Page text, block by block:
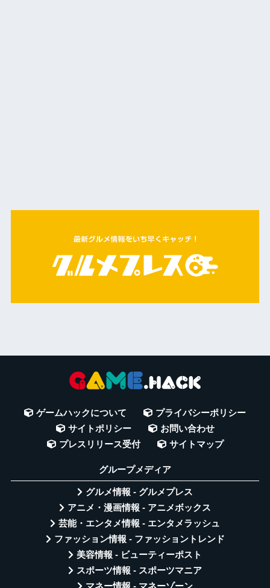
ゲームハックについて
プライバシーポリシー
サイトポリシー
お問い合わせ
プレスリリース受付
サイトマップ
グループメディア
グルメ情報 - グルメプレス
アニメ・漫画情報 - アニメボックス
芸能・エンタメ情報 - エンタメラッシュ
ファッション情報 - ファッショントレンド
美容情報 - ビューティーポスト
スポーツ情報 - スポーツマニア
マネー情報 - マネーゾーン